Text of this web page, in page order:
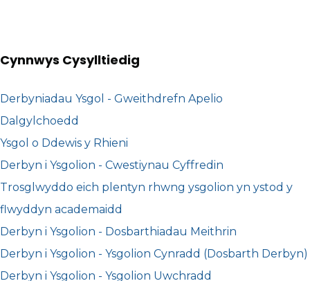
Cynnwys Cysylltiedig
Derbyniadau Ysgol - Gweithdrefn Apelio
Dalgylchoedd
Ysgol o Ddewis y Rhieni
Derbyn i Ysgolion - Cwestiynau Cyffredin
Trosglwyddo eich plentyn rhwng ysgolion yn ystod y
flwyddyn academaidd
Derbyn i Ysgolion - Dosbarthiadau Meithrin
Derbyn i Ysgolion - Ysgolion Cynradd (Dosbarth Derbyn)
Derbyn i Ysgolion - Ysgolion Uwchradd